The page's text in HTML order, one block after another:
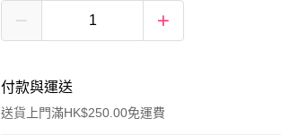
付款與運送
送貨上門滿HK$250.00免運費